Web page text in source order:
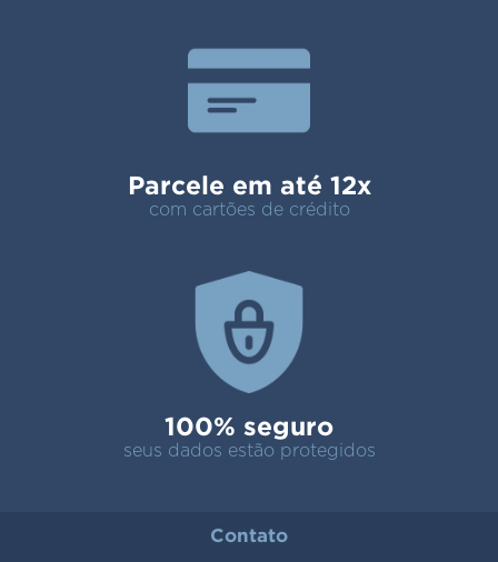
Parcele em até 12x
com cartões de crédito
100% seguro
seus dados estão protegidos
Contato